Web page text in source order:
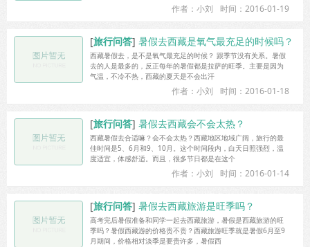
时间：2016-01-19
作者：小刘
[旅行问答] 暑假去西藏是氧气最充足的时候吗？
西藏暑假去，是不是氧气最充足的时候？ 跟季节没有关系。暑假
去的人是最多的，反正每年的暑假都是拉萨的旺季。主要是因为
气温，不冷不热，西藏的夏天是不会出汗
时间：2016-01-18
作者：小刘
[旅行问答] 暑假去西藏会不会太热？
西藏暑假去合适嘛？会不会太热？西藏地区地域广阔，旅行的最
佳时间是5、6月和9、10月。这个时间段内，白天日照强烈，温
度适宜，体感舒适。而且，很多节日都是在这个
时间：2016-01-14
作者：小刘
[旅行问答] 暑假去西藏旅游是旺季吗？
高考完后暑假准备和同学一起去西藏旅游，暑假是西藏旅游的旺
季吗？暑假西藏游的价格贵不贵？西藏旅游旺季就是暑假6月至9
月期间，价格相对淡季是要贵许多，暑假西